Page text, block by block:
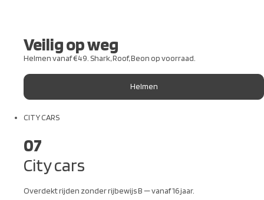
Veilig op weg
Helmen vanaf €49. Shark, Roof, Beon op voorraad.
Helmen
CITY CARS
07
City cars
Overdekt rijden zonder rijbewijs B — vanaf 16 jaar.